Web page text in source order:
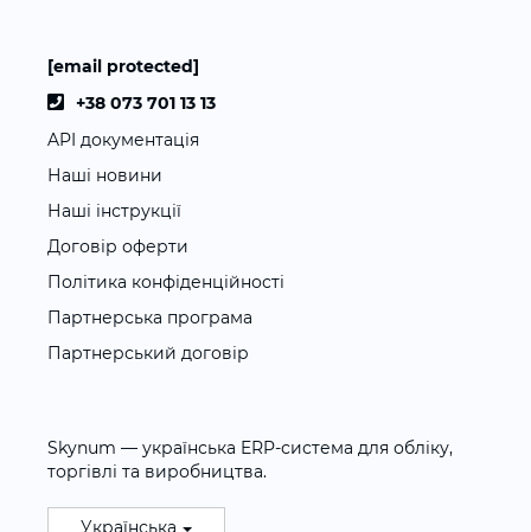
[email protected]
+38 073 701 13 13
API документація
Наші новини
Наші інструкції
Договір оферти
Політика конфіденційності
Партнерська програма
Партнерський договір
Skynum — українська ERP-система для обліку,
торгівлі та виробництва.
Українська